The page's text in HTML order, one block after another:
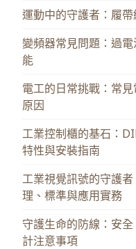
運動中的守護者：履
變頻器常見問題：過
能
電工的日常挑戰：常
原因
工業控制櫃的基石：
特性與安裝指南
工業視覺訊號的守護
理、標準與應用實務
守護生命的防線：安
計注意事項